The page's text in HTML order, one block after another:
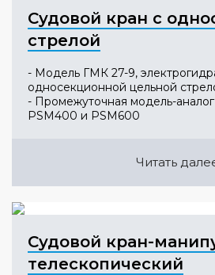
Судовой кран с
стрелой
- Модель ГМК 27-9,
односекционной цельной
- Промежуточная модель-
PSM400 и PSM600
Читать
Судовой кран-
телескопический